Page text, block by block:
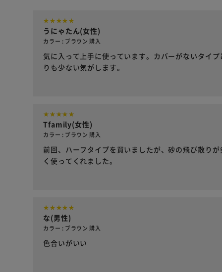
うにゃたん(女性)
カラー : ブラウン 購入
気に入って上手に使っています。カバーがないタイ
りも少ない気がします。
Tfamily(女性)
カラー : ブラウン 購入
前回、ハーフタイプを買いましたが、砂の飛び散り
く使ってくれました。
な(男性)
カラー : ブラウン 購入
色合いがいい